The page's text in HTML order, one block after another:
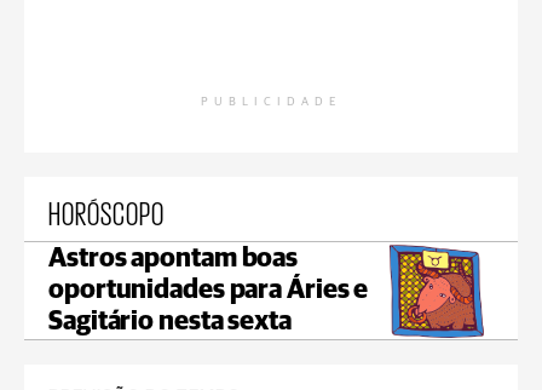
PUBLICIDADE
HORÓSCOPO
Astros apontam boas
oportunidades para Áries e
Sagitário nesta sexta